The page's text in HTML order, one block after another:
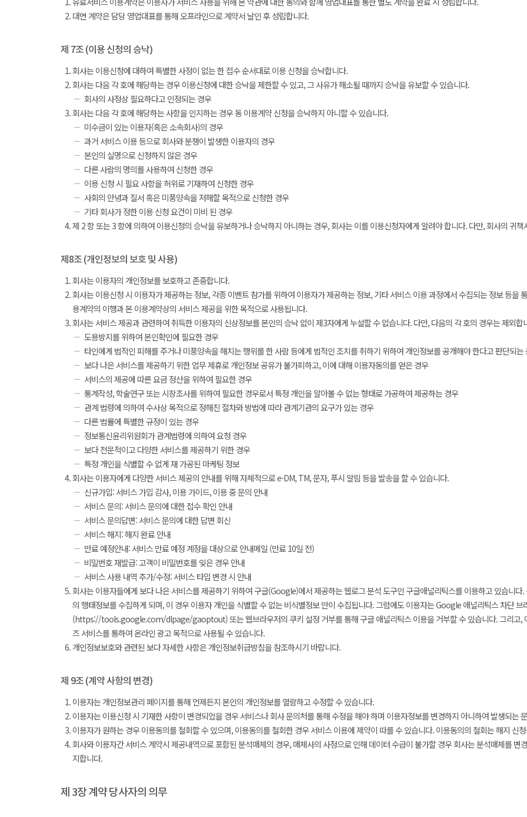
대면 계약은 담당 영업대표를 통해 오프라인으로 계약서 날인 후 성립합니다.
제 7조 (이용 신청의 승낙)
회사는 이용신청에 대하여 특별한 사정이 없는 한 접수 순서대로 이용 신청을 승낙합니다.
회사는 다음 각 호에 해당하는 경우 이용신청에 대한 승낙을 제한할 수 있고, 그 사유가 해소될 때까지 승낙을 유보할 수 있습니다.
회사의 사정상 필요하다고 인정되는 경우
회사는 다음 각 호에 해당하는 사항을 인지하는 경우 동 이용계약 신청을 승낙하지 아니할 수 있습니다.
미수금이 있는 이용자(혹은 소속회사)의 경우
과거 서비스 이용 등으로 회사와 분쟁이 발생한 이용자의 경우
본인의 실명으로 신청하지 않은 경우
다른 사람의 명의를 사용하여 신청한 경우
이용 신청 시 필요 사항을 허위로 기재하여 신청한 경우
사회의 안녕과 질서 혹은 미풍양속을 저해할 목적으로 신청한 경우
기타 회사가 정한 이용 신청 요건이 미비 된 경우
제 2 항 또는 3 항에 의하여 이용신청의 승낙을 유보하거나 승낙하지 아니하는 경우, 회사는 이를 이용신청자에게 알려야 합니다. 다만, 회사의 귀
제8조 (개인정보의 보호 및 사용)
회사는 이용자의 개인정보를 보호하고 존중합니다.
회사는 이용신청 시 이용자가 제공하는 정보, 각종 이벤트 참가를 위하여 이용자가 제공하는 정보, 기타 서비스 이용 과정에서 수집되는 정보 등을
용계약의 이행과 본 이용계약상의 서비스 제공을 위한 목적으로 사용됩니다.
회사는 서비스 제공과 관련하여 취득한 이용자의 신상정보를 본인의 승낙 없이 제3자에게 누설할 수 없습니다. 다만, 다음의 각 호의 경우는 제외합
도용방지를 위하여 본인확인에 필요한 경우
타인에게 법적인 피해를 주거나 미풍양속을 해치는 행위를 한 사람 등에게 법적인 조치를 취하기 위하여 개인정보를 공개해야 한다고 판단되
보다 나은 서비스를 제공하기 위한 업무 제휴로 개인정보 공유가 불가피하고, 이에 대해 이용자동의를 얻은 경우
서비스의 제공에 따른 요금 정산을 위하여 필요한 경우
통계작성, 학술연구 또는 시장조사를 위하여 필요한 경우로서 특정 개인을 알아볼 수 없는 형태로 가공하여 제공하는 경우
관계 법령에 의하여 수사상 목적으로 정해진 절차와 방법에 따라 관계기관의 요구가 있는 경우
다른 법률에 특별한 규정이 있는 경우
정보통신윤리위원회가 관계법령에 의하여 요청 경우
보다 전문적이고 다양한 서비스를 제공하기 위한 경우
특정 개인을 식별할 수 없게 재 가공된 마케팅 정보
회사는 이용자에게 다양한 서비스 제공의 안내를 위해 자체적으로 e-DM, TM, 문자, 푸시 알림 등을 발송을 할 수 있습니다.
신규가입: 서비스 가입 감사, 이용 가이드, 이용 중 문의 안내
서비스 문의: 서비스 문의에 대한 접수 확인 안내
서비스 문의답변: 서비스 문의에 대한 답변 회신
서비스 해지: 해지 완료 안내
만료 예정안내: 서비스 만료 예정 계정을 대상으로 안내메일 (만료 10일 전)
비밀번호 재발급: 고객이 비밀번호를 잊은 경우 안내
서비스 사용 내역 추가/수정: 서비스 타입 변경 시 안내
회사는 이용자들에게 보다 나은 서비스를 제공하기 위하여 구글(Google)에서 제공하는 웹로그 분석 도구인 구글애널리틱스를 이용하고 있습니
의 행태정보를 수집하게 되며, 이 경우 이용자 개인을 식별할 수 없는 비식별정보 만이 수집됩니다. 그럼에도 이용자는 Google 애널리틱스 차단 브
(https://tools.google.com/dlpage/gaoptout) 또는 웹브라우저의 쿠키 설정 거부를 통해 구글 애널리틱스 이용을 거부할 수 있습니다. 그리고,
즈 서비스를 통하여 온라인 광고 목적으로 사용될 수 있습니다.
개인정보보호와 관련된 보다 자세한 사항은 개인정보취급방침을 참조하시기 바랍니다.
제 9조 (계약 사항의 변경)
이용자는 개인정보관리 페이지를 통해 언제든지 본인의 개인정보를 열람하고 수정할 수 있습니다.
이용자는 이용신청 시 기재한 사항이 변경되었을 경우 서비스나 회사 문의처를 통해 수정을 해야 하며 이용자정보를 변경하지 아니하여 발생되는
이용자가 원하는 경우 이용동의를 철회할 수 있으며, 이용동의를 철회한 경우 서비스 이용에 제약이 따를 수 있습니다. 이용동의의 철회는 해지 신
회사와 이용자간 서비스 계약시 제공내역으로 포함된 분석매체의 경우, 매체사의 사정으로 인해 데이터 수급이 불가할 경우 회사는 분석매체를
지합니다.
제 3장 계약 당사자의 의무